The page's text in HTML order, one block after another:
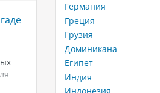
Отели Нячанга с
лучший выбор для
детьми во Вьетнаме
Планируете семейный
Вьетнаме?
отели Нячанга с
Германия
Греция
Грузия
Доминикана
Египет
Индия